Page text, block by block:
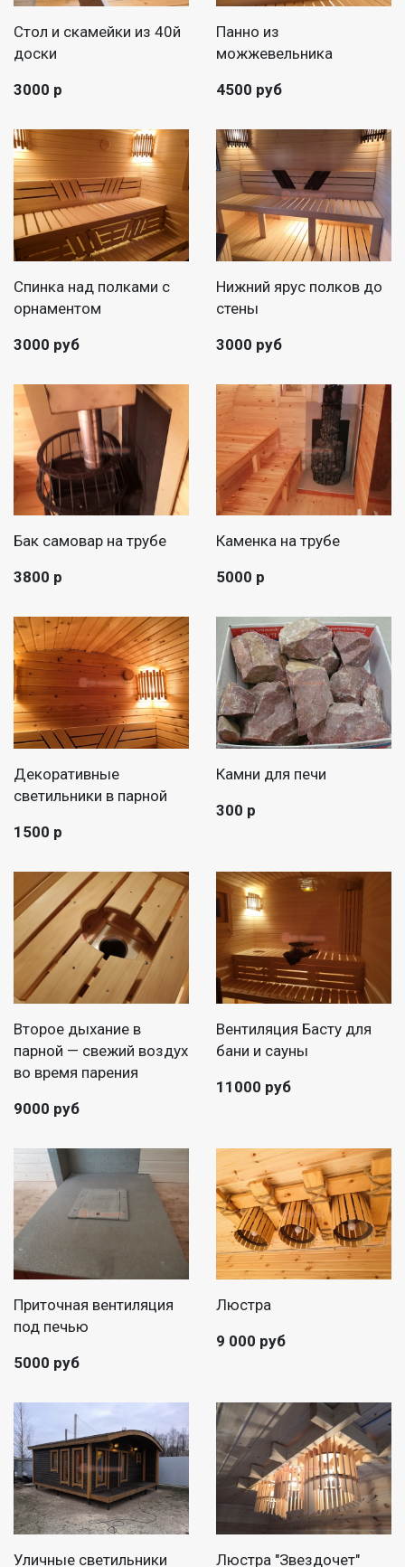
Стол и скамейки из 40й
доски
3000 р
Панно из
можжевельника
4500 руб
Спинка над полками с
орнаментом
3000 руб
Нижний ярус полков до
стены
3000 руб
Бак самовар на трубе
3800 р
Каменка на трубе
5000 р
Декоративные
светильники в парной
1500 р
Камни для печи
300 р
Второе дыхание в
парной — свежий воздух
во время парения
9000 руб
Вентиляция Басту для
бани и сауны
11000 руб
Приточная вентиляция
под печью
5000 руб
Люстра
9 000 руб
Уличные светильники Люстра "Звездочет"